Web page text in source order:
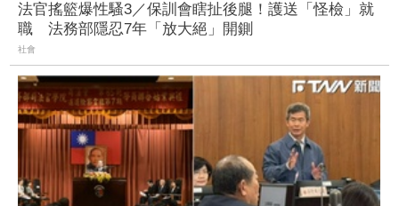
法官搖籃爆性騷3／保訓會瞎扯後腿！護送「怪檢」就
職 法務部隱忍7年「放大絕」開鍘
社會